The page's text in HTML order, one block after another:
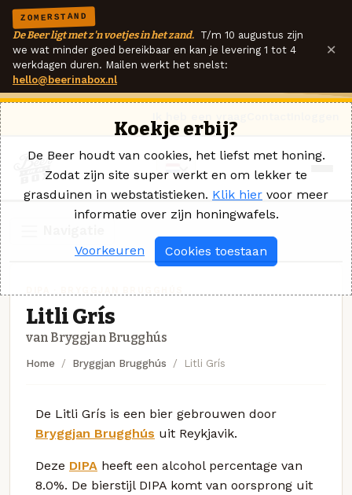
ZOMERSTAND
De Beer ligt met z'n voetjes in het zand. T/m 10 augustus zijn
we wat minder goed bereikbaar en kan je levering 1 tot 4
werkdagen duren. Mailen werkt het snelst:
hello@beerinabox.nl
×
Litli Grís
van Bryggjan Brugghús
Home Bryggjan Brugghús Litli Grís
De Litli Grís is een bier gebrouwen door
Bryggjan Brugghús uit Reykjavik.
Deze DIPA heeft een alcohol percentage van
8.0%. De bierstijl DIPA komt van oorsprong uit
Koekje erbij?
De Beer houdt van cookies, het liefst met honing.
Zodat zijn site super werkt en om lekker te
grasduinen in webstatistieken. Klik hier voor meer
informatie over zijn honingwafels.
Voorkeuren Cookies toestaan